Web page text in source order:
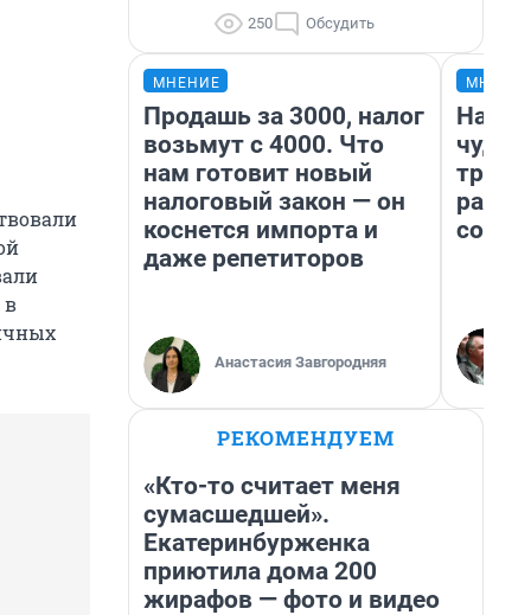
в
250 Обсудить
МНЕНИЕ
Продашь за 3000, налог
возьмут с 4000. Что
нам готовит новый
налоговый закон — он
коснется импорта и
даже репетиторов
Анастасия Завгородняя
РЕКОМЕНДУЕМ
«Кто-то считает меня
сумасшедшей».
Екатеринбурженка
приютила дома 200
жирафов — фото и видео